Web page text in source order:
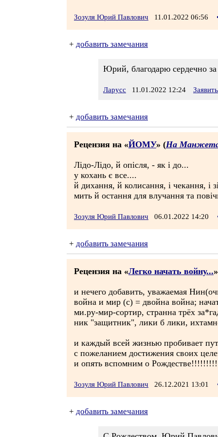
Зозуля Юрий Павлович 11.01.2022 06:56
+ добавить замечания
Юрий, благодарю сердечно
Ларусс 11.01.2022 12:24
+ добавить замечания
Рецензия на «ЙОМУ» (На
Лідо-Лідо, й опісля, - як і до...
у кохань є все....
й дихання, й колисання, і чекання, і
мить й остання для влучання та
Зозуля Юрий Павлович 06.01.2022 14:20
+ добавить замечания
Рецензия на «Легко начать войну...
и нечего добавить, уважаемая
война и мир (с) = двойна война;
ми.ру-мир-сортир, странна трёх
ник "защитник", лики б лики,
и каждый всей жизнью пробивает
с пожеланием достижения своих
и опять вспомним о
Зозуля Юрий Павлович 26.12.2021 13:01
+ добавить замечания